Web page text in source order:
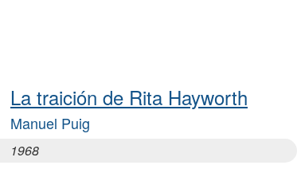
La traición de Rita Hayworth
Manuel Puig
1968